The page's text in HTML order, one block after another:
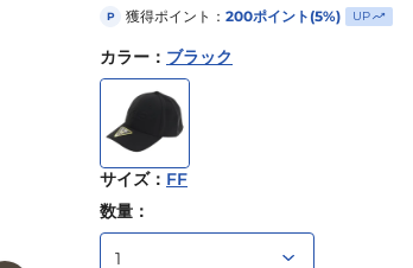
P 獲得ポイント： 200ポイント(5%) UP
カラー ： ブラック
サイズ： FF
数量：